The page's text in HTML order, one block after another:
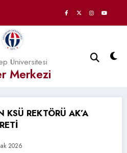
Üniversitesi
Merkezi
KSÜ REKTÖRÜ AK’A
2026